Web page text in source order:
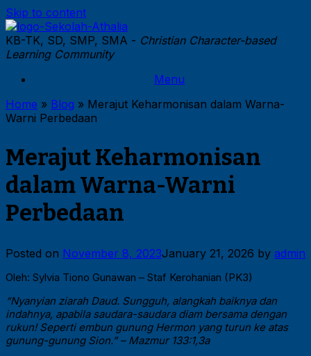
Skip to content
KB-TK, SD, SMP, SMA - Christian Character-based
Learning Community
Menu
Home » Blog » Merajut Keharmonisan dalam Warna-
Warni Perbedaan
Merajut Keharmonisan
dalam Warna-Warni
Perbedaan
Posted on November 8, 2023January 21, 2026 by admin
Oleh: Sylvia Tiono Gunawan – Staf Kerohanian (PK3)
“Nyanyian ziarah Daud. Sungguh, alangkah baiknya dan
indahnya, apabila saudara-saudara diam bersama dengan
rukun! Seperti embun gunung Hermon yang turun ke atas
gunung-gunung Sion.” – Mazmur 133:1,3a